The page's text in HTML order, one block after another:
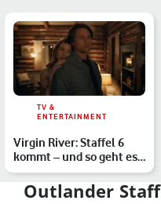
TV &
ENTERTAINMENT
Virgin River: Staffel 6
kommt – und so geht es
weiter
Outlander